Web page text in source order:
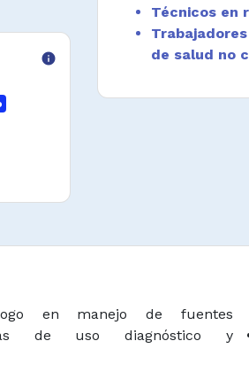
y
info
Técnicos en
de salud no
en manejo de fuentes
de uso diagnóstico y